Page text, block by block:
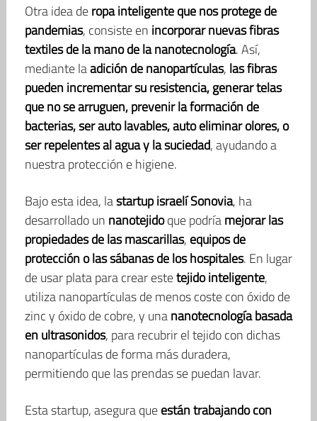
Otra idea deropa inteligente que nos protege de
pandemias, consiste en incorporar nuevas fibras
textiles de la mano de la nanotecnología. Así,
mediante laadición de nanopartículas, las fibras
pueden incrementar su resistencia, generar telas
que no se arruguen, prevenir la formación de
bacterias, ser auto lavables, auto eliminar olores, o
ser repelentes al agua y la suciedad, ayudando a
nuestra protección e higiene.
Bajo esta idea, lastartup israelíSonovia, ha
desarrollado un nanotejidoque podríamejorar las
propiedades de lasmascarillas, equipos de
proteccióno lassábanasde los hospitales. En lugar
de usar plata para crear estetejido inteligente,
utiliza nanopartículas de menos coste con óxido de
zinc y óxido de cobre, y unananotecnología basada
en ultrasonidos, para recubrir el tejido con dichas
nanopartículas de forma más duradera,
permitiendo que las prendas se puedan lavar.
Esta startup, asegura queestán trabajando con